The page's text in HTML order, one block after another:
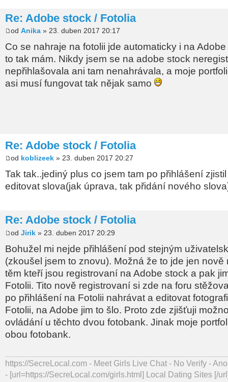
Re: Adobe stock / Fotolia
od Anika » 23. duben 2017 20:17
Co se nahraje na fotolii jde automaticky i na
to tak mám. Nikdy jsem se na adobe stock
nepřihlašovala ani tam nenahrávala, a moje
asi musí fungovat tak nějak samo
Re: Adobe stock / Fotolia
od koblizeek » 23. duben 2017 20:27
Tak tak..jediný plus co jsem tam po přihlášení
editovat slova(jak úprava, tak přidání nového
Re: Adobe stock / Fotolia
od Jirik » 23. duben 2017 20:29
Bohužel mi nejde přihlášení pod stejným
(zkoušel jsem to znovu). Možná že to jde jen nově
těm kteří jsou registrovaní na Adobe stock a pak
Fotolii. Tito nově registrovaní si zde na foru
po přihlášení na Fotolii nahrávat a editovat
Fotolii, na Adobe jim to šlo. Proto zde zjišťuji
ovládání u těchto dvou fotobank. Jinak moje
obou fotobank.
https://SecreLocal.com - Meet Girls Live Chat - No Verify -
- [url=https://SecreLocal.com/girls.html] Local Dating Sites [/